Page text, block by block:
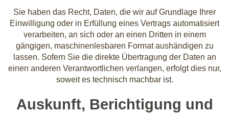
Sie haben das Recht, Daten, die wir auf Grundlage Ihrer
Einwilligung oder in Erfüllung eines Vertrags automatisiert
verarbeiten, an sich oder an einen Dritten in einem
gängigen, maschinenlesbaren Format aushändigen zu
lassen. Sofern Sie die direkte Übertragung der Daten an
einen anderen Verantwortlichen verlangen, erfolgt dies nur,
soweit es technisch machbar ist.
Auskunft, Berichtigung und